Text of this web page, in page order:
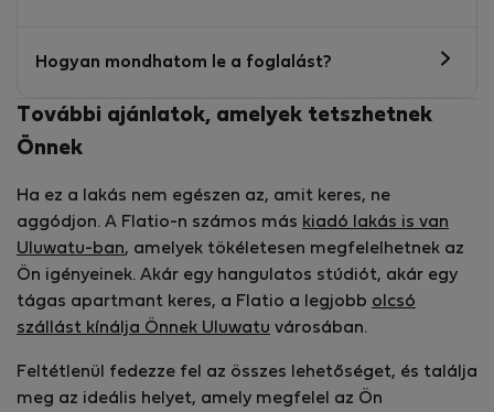
Hogyan mondhatom le a foglalást?
További ajánlatok, amelyek tetszhetnek
Önnek
Ha ez a lakás nem egészen az, amit keres, ne
aggódjon. A Flatio-n számos más kiadó lakás is van
Uluwatu-ban, amelyek tökéletesen megfelelhetnek az
Ön igényeinek. Akár egy hangulatos stúdiót, akár egy
tágas apartmant keres, a Flatio a legjobb olcsó
szállást kínálja Önnek Uluwatu városában.
Feltétlenül fedezze fel az összes lehetőséget, és találja
meg az ideális helyet, amely megfelel az Ön